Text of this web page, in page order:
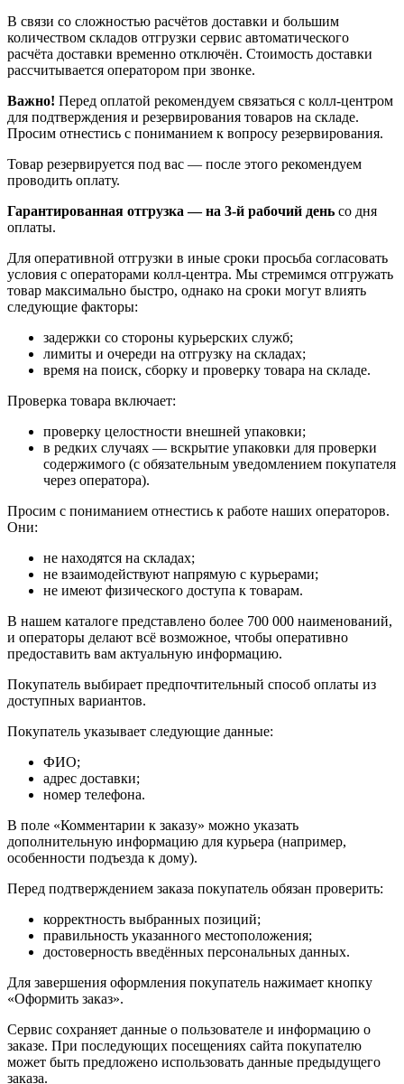
В связи со сложностью расчётов доставки и большим
количеством складов отгрузки сервис автоматического
расчёта доставки временно отключён. Стоимость доставки
рассчитывается оператором при звонке.
Важно! Перед оплатой рекомендуем связаться с колл‑центром
для подтверждения и резервирования товаров на складе.
Просим отнестись с пониманием к вопросу резервирования.
Товар резервируется под вас — после этого рекомендуем
проводить оплату.
Гарантированная отгрузка — на 3‑й рабочий день со дня
оплаты.
Для оперативной отгрузки в иные сроки просьба согласовать
условия с операторами колл‑центра. Мы стремимся отгружать
товар максимально быстро, однако на сроки могут влиять
следующие факторы:
задержки со стороны курьерских служб;
лимиты и очереди на отгрузку на складах;
время на поиск, сборку и проверку товара на складе.
Проверка товара включает:
проверку целостности внешней упаковки;
в редких случаях — вскрытие упаковки для проверки
содержимого (с обязательным уведомлением покупателя
через оператора).
Просим с пониманием отнестись к работе наших операторов.
Они:
не находятся на складах;
не взаимодействуют напрямую с курьерами;
не имеют физического доступа к товарам.
В нашем каталоге представлено более 700 000 наименований,
и операторы делают всё возможное, чтобы оперативно
предоставить вам актуальную информацию.
Покупатель выбирает предпочтительный способ оплаты из
доступных вариантов.
Покупатель указывает следующие данные:
ФИО;
адрес доставки;
номер телефона.
В поле «Комментарии к заказу» можно указать
дополнительную информацию для курьера (например,
особенности подъезда к дому).
Перед подтверждением заказа покупатель обязан проверить:
корректность выбранных позиций;
правильность указанного местоположения;
достоверность введённых персональных данных.
Для завершения оформления покупатель нажимает кнопку
«Оформить заказ».
Сервис сохраняет данные о пользователе и информацию о
заказе. При последующих посещениях сайта покупателю
может быть предложено использовать данные предыдущего
заказа.